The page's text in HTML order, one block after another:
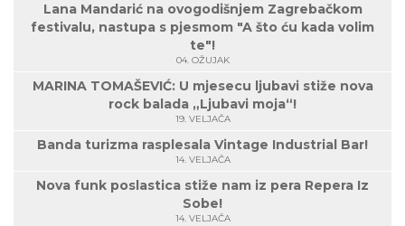
Lana Mandarić na ovogodišnjem Zagrebačkom
festivalu, nastupa s pjesmom "A što ću kada volim
te"!
04. OŽUJAK
MARINA TOMAŠEVIĆ: U mjesecu ljubavi stiže nova
rock balada „Ljubavi moja“!
19. VELJAČA
Banda turizma rasplesala Vintage Industrial Bar!
14. VELJAČA
Nova funk poslastica stiže nam iz pera Repera Iz
Sobe!
14. VELJAČA